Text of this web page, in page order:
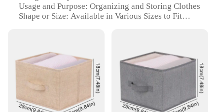
Usage and Purpose: Organizing and Storing Clothes
Shape or Size: Available in Various Sizes to Fit
Easy Installation
|Wholesale|
**Optimized Closet Organization**